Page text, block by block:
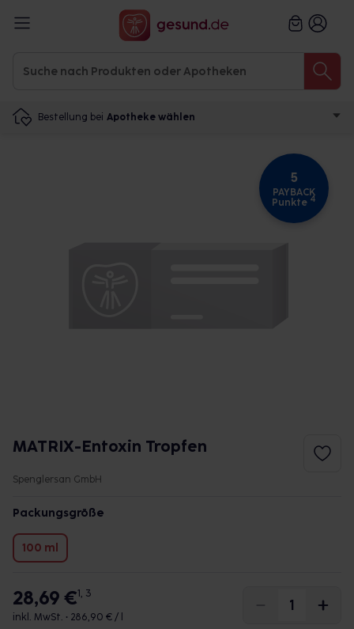
Bestellung bei Apotheke wählen
5
PAYBACK
Punkte 4
MATRIX-Entoxin Tropfen
Spenglersan GmbH
Packungsgröße
100 ml
28,69 €1, 3
inkl. MwSt. • 286,90 € / l